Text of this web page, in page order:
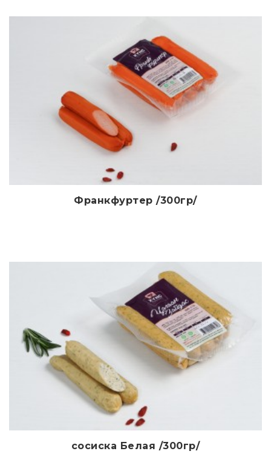
Дэлгэрэнгүй
Франкфуртер /300гр/
Дэлгэрэнгүй
сосиска Белая /300гр/